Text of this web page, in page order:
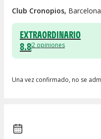
Club Cronopios, Barcelona
EXTRAORDINARIO
8.82 opiniones
Una vez confirmado, no se